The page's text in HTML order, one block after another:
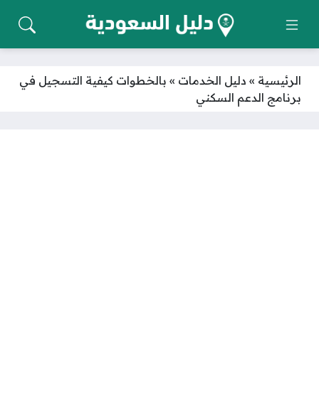
الرئيسية » دليل الخدمات » بالخطوات كيفية التسجيل في
برنامج الدعم السكني